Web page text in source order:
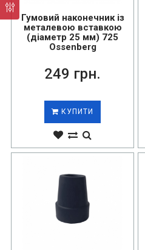
Гумовий наконечник із
металевою вставкою
(діаметр 25 мм) 725
Ossenberg
249 грн.
КУПИТИ